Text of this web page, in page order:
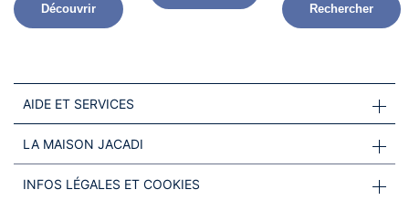
Découvrir Rechercher
AIDE ET SERVICES
LA MAISON JACADI
INFOS LÉGALES ET COOKIES